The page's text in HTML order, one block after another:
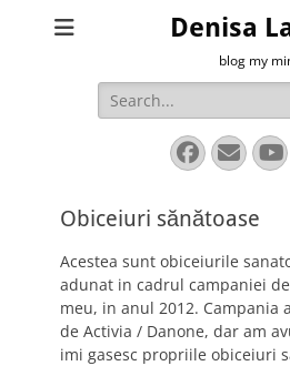
Denisa
blog my
Search
for:
Obiceiuri sănătoase
Acestea sunt obiceiurile
adunat in cadrul campaniei
meu, in anul 2012. Campania
de Activia / Danone, dar am
imi gasesc propriile obiceiuri